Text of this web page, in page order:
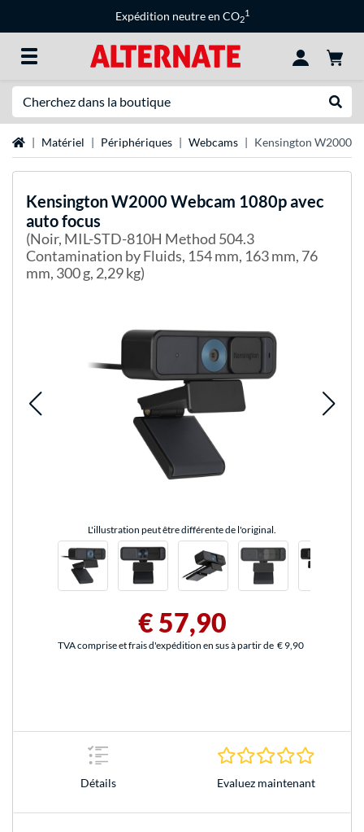
Expédition neutre en CO2
1
Page d'accueil
Matériel Périphériques Webcams Kensington W2000
KensingtonW2000 Webcam 1080p avec
auto focus
(Noir, MIL-STD-810H Method 504.3
Contamination by Fluids, 154 mm, 163 mm, 76
mm, 300 g, 2,29 kg)
L'illustration peut être différente de l'original.
€ 57,90
TVA comprise et frais d'expédition en sus à partir de € 9,90
Détails Evaluez maintenant